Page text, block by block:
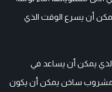
أن يسرع الوقت الذي
يمكن أن يساعد في
مشروب ساخن يمكن أن يكون